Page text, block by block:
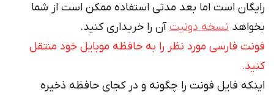
رایگان است اما بعد مدتی استفاده ممکن است از شما
بخواهدنسخه دونیتآن را خریداری کنید.
فونت فارسی مورد نظر را به حافظه موبایل خود منتقل
کنید.
اینکه فایل فونت را چگونه و در کجای حافظه ذخیره